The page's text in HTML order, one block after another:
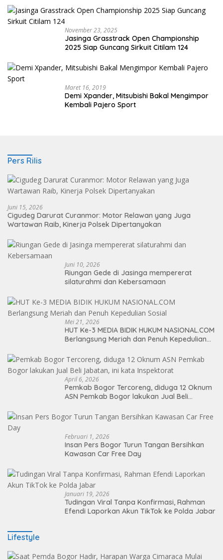
Warga
November 23, 2025
Jasinga Grasstrack Open Championship
2025 Siap Guncang Sirkuit Citilam 124
Maret 16, 2019
Demi Xpander, Mitsubishi Bakal Mengimpor
Kembali Pajero Sport
Pers Rilis
Juni 15, 2026
Cigudeg Darurat Curanmor: Motor Relawan yang Juga
Wartawan Raib, Kinerja Polsek Dipertanyakan
Juni 10, 2026
Riungan Gede di Jasinga mempererat
silaturahmi dan Kebersamaan
Mei 21, 2026
HUT Ke-3 MEDIA BIDIK HUKUM NASIONAL.COM
Berlangsung Meriah dan Penuh Kepedulian
April 6, 2026
Pemkab Bogor Tercoreng, diduga 12 Oknum
ASN Pemkab Bogor lakukan Jual Beli
Februari 1, 2026
Insan Pers Bogor Turun Tangan Bersihkan
Kawasan Car Free Day
Januari 19, 2026
Tudingan Viral Tanpa Konfirmasi, Rahman
Efendi Laporkan Akun TikTok ke Polda Jabar
Lifestyle